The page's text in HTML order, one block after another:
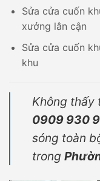
Sửa cửa cuốn
xưởng lân cận
Sửa cửa cuốn
khu
Không thấy
0909 930
sóng toàn
trong